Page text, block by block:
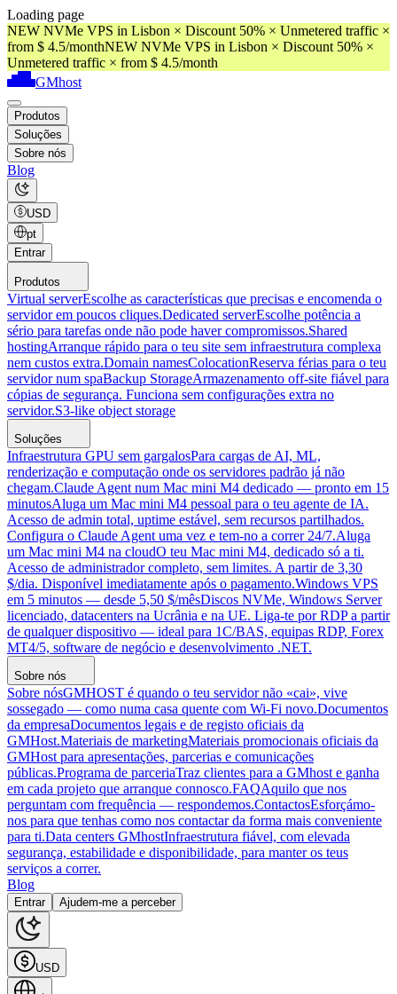
Loading page
NEW NVMe VPS in Lisbon × Discount 50% × Unmetered traffic ×
from $ 4.5/monthNEW NVMe VPS in Lisbon × Discount 50% ×
Unmetered traffic × from $ 4.5/month
GMhost
Produtos
Soluções
Sobre nós
Blog
USD
pt
Entrar
Produtos
Virtual serverEscolhe as características que precisas e encomenda o
servidor em poucos cliques.Dedicated serverEscolhe potência a
sério para tarefas onde não pode haver compromissos.Shared
hostingArranque rápido para o teu site sem infraestrutura complexa
nem custos extra.Domain namesColocationReserva férias para o teu
servidor num spaBackup StorageArmazenamento off-site fiável para
cópias de segurança. Funciona sem configurações extra no
servidor.S3-like object storage
Soluções
Infraestrutura GPU sem gargalosPara cargas de AI, ML,
renderização e computação onde os servidores padrão já não
chegam.Claude Agent num Mac mini M4 dedicado — pronto em 15
minutosAluga um Mac mini M4 pessoal para o teu agente de IA.
Acesso de admin total, uptime estável, sem recursos partilhados.
Configura o Claude Agent uma vez e tem-no a correr 24/7.Aluga
um Mac mini M4 na cloudO teu Mac mini M4, dedicado só a ti.
Acesso de administrador completo, sem limites. A partir de 3,30
$/dia. Disponível imediatamente após o pagamento.Windows VPS
em 5 minutos — desde 5,50 $/mêsDiscos NVMe, Windows Server
licenciado, datacenters na Ucrânia e na UE. Liga-te por RDP a partir
de qualquer dispositivo — ideal para 1C/BAS, equipas RDP, Forex
MT4/5, software de negócio e desenvolvimento .NET.
Sobre nós
Sobre nósGMHOST é quando o teu servidor não «cai», vive
sossegado — como numa casa quente com Wi-Fi novo.Documentos
da empresaDocumentos legais e de registo oficiais da
GMHost.Materiais de marketingMateriais promocionais oficiais da
GMHost para apresentações, parcerias e comunicações
públicas.Programa de parceriaTraz clientes para a GMhost e ganha
em cada projeto que arranque connosco.FAQAquilo que nos
perguntam com frequência — respondemos.ContactosEsforçámo-
nos para que tenhas como nos contactar da forma mais conveniente
para ti.Data centers GMhostInfraestrutura fiável, com elevada
segurança, estabilidade e disponibilidade, para manter os teus
serviços a correr.
Blog
Entrar Ajudem-me a perceber
USD